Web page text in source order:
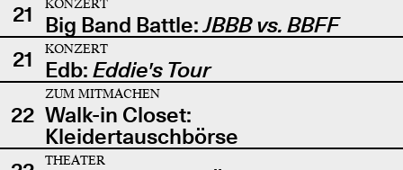
21
KONZERT
Big Band Battle:JBBB vs. BBFF
21
KONZERT
Edb: Eddie's Tour
22
ZUM MITMACHEN
Walk-in Closet:
Kleidertauschbörse
THEATER